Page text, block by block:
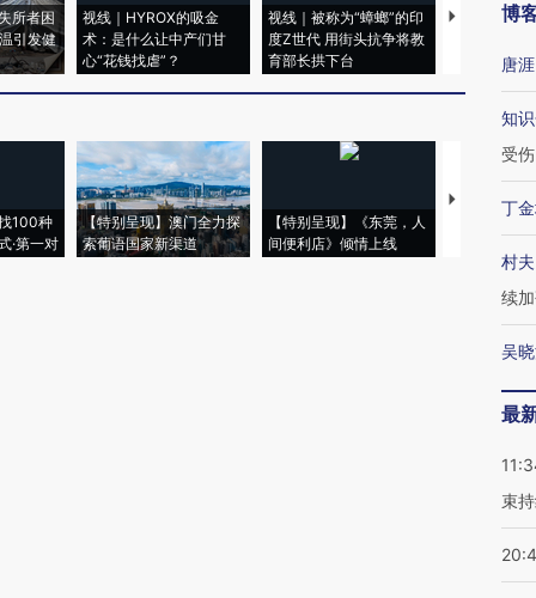
所者困
引发健
视线｜HYROX的吸金
术：是什么让中产们甘
心“花钱找虐”？
视线｜被称为“蟑螂”的印
度Z世代 用街头抗争将教
育部长拱下台
视线｜“入侵
飞地休达
100种
·第一对
【特别呈现】澳门全力探
索葡语国家新渠道
【特别呈现】《东莞，人
间便利店》倾情上线
【推广】走
会，让数智
博
唐涯
知
受伤
丁
村
续
吴
最
束